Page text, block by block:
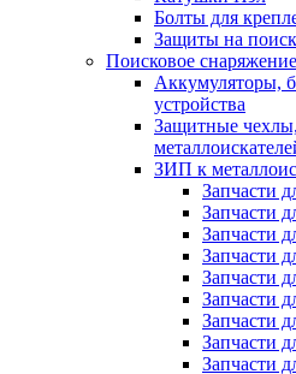
Болты для
Защиты на
Поисковое снаряжение
Аккумуляторы,
устройства
Защитные
ЗИП к
Запчасти
Запчасти
Запчасти
Запчасти
Запчасти
Запчасти
Запчасти
Запчасти
Запчасти